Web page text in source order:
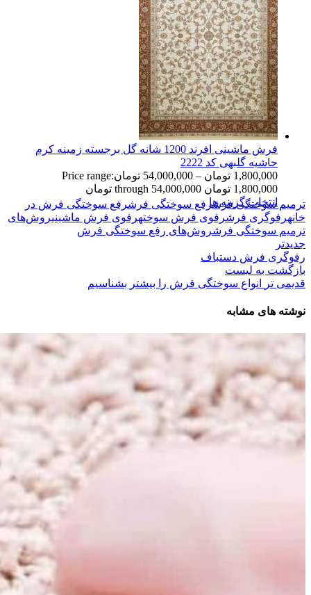
فرش ماشینی افرند 1200 شانه گل برجسته زمینه کرم
حاشیه گلبهی کد 2222
1,800,000 تومان –
54,000,000 تومانPrice range:
1,800,000 تومان through 54,000,000 تومان
انتخاب گزینه ها
ترمیم سوختگی فرشرفع سوختگی فرشرفع سوختگی فرش در
خانهرفوگری فرشرفوی فرش سوختهرفوی فرش ماشینیروش‌های
ترمیم سوختگی فرشروش‌های رفع سوختگی فرش
جدیدتر
رفو‌گری فرش دستباف
بازگشت به لیست
قدیمی تر
انواع سوختگی فرش را بیشتر بشناسیم
نوشته های مشابه